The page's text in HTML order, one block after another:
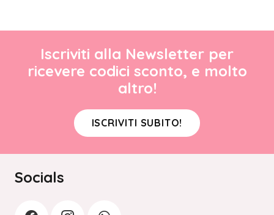
Iscriviti alla Newsletter per
ricevere codici sconto, e molto
altro!
ISCRIVITI SUBITO!
Socials